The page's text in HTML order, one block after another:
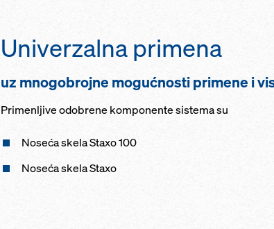
Univerzalna primena
uz mnogobrojne mogućnosti primene i
Primenljive odobrene komponente sistema su
Noseća skela Staxo 100
Noseća skela Staxo